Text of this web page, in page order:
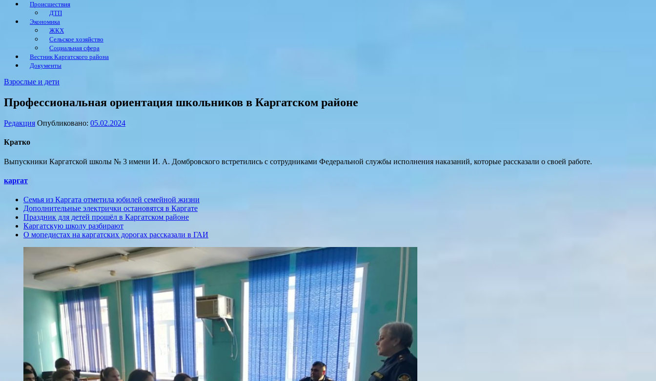
Происшествия
ДТП
Экономика
ЖКХ
Сельское хозяйство
Социальная сфера
Вестник Каргатского района
Документы
Взрослые и дети
Профессиональная ориентация школьников в Каргатском районе
Редакция Опубликовано: 05.02.2024
Кратко
Выпускники Каргатской школы № 3 имени И. А. Домбровского встретились с сотрудниками Федеральной службы исполнения наказаний, которые рассказали о своей работе.
каргат
Семья из Каргата отметила юбилей семейной жизни
Дополнительные электрички остановятся в Каргате
Праздник для детей прошёл в Каргатском районе
Каргатскую школу разбирают
О мопедистах на каргатских дорогах рассказали в ГАИ